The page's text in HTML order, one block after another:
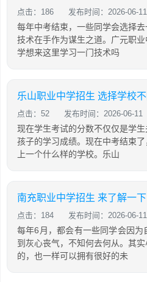
点击：186 发布时间：2026-06-11
每年中考结束，一些同学会选择
技术在手作为谋生之道。广元职
学想来这里学习一门技术吗
乐山职业中学招生 选择学校
点击：52 发布时间：2026-06-11
现在学生考试的分数不仅仅是学
孩子的学习成绩。现在中考结束
上一个什么样的学校。乐山
南充职业中学招生 来了解一下
点击：184 发布时间：2026-06-11
每年6月，都会有一些同学会因
到灰心丧气，不知何去何从。其
的，也一样可以拥有很好的未